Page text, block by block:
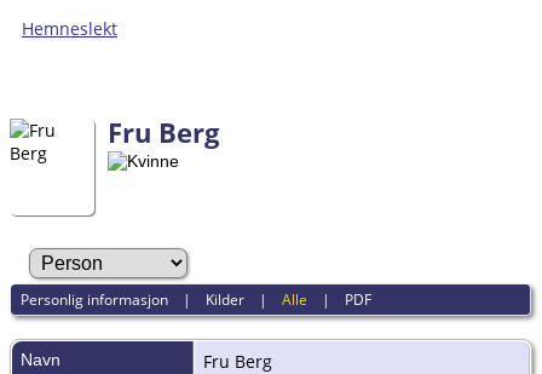
Hemneslekt
Fru Berg
Personlig informasjon | Kilder |Alle | PDF
Navn Fru Berg